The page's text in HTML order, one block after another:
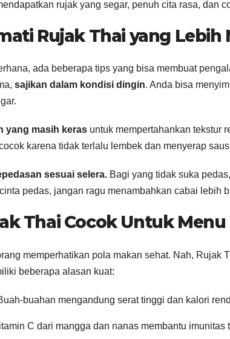
rujak yang segar, penuh cita rasa, dan
Rujak Thai yang Lebih
ada beberapa tips yang bisa membuat
sajikan dalam kondisi dingin. Anda bisa
yang masih keras untuk mempertahankan tekstur
karena tidak terlalu lembek dan menyerap
sesuai selera. Bagi yang tidak suka
pedas, jangan ragu menambahkan cabai lebih
Thai Cocok Untuk Menu
memperhatikan pola makan sehat. Nah, Rujak
beberapa alasan kuat:
buahan mengandung serat tinggi dan kalori
C dari mangga dan nanas membantu imunitas